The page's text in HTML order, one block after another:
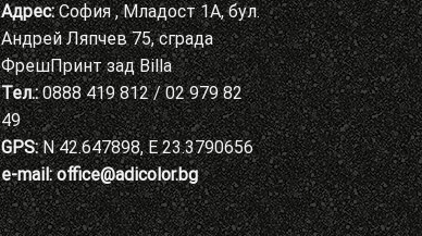
Адрес:София , Младост 1А, бул.
Андрей Ляпчев 75, сграда
ФрешПринт зад Billa
Тел.:0888 419 812 / 02 979 82
49
GPS:N 42.647898, E 23.3790656
e-mail: office@adicolor.bg